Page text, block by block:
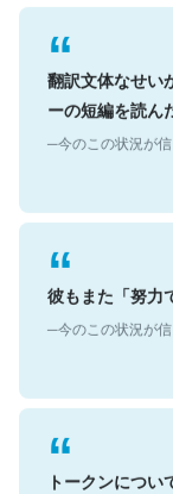
翻訳文体なせい
ーの短編を読ん
─今のこの状況が
彼もまた「努力
─今のこの状況が
トークンについ